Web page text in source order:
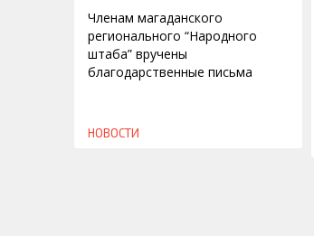
Членам магаданского
регионального “Народного
штаба” вручены
благодарственные письма
НОВОСТИ